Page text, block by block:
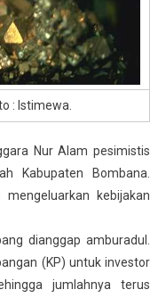
: Istimewa.
Nur Alam pesimistis
Kabupaten Bombana.
kebijakan
dianggap amburadul.
(KP) untuk investor
jumlahnya terus